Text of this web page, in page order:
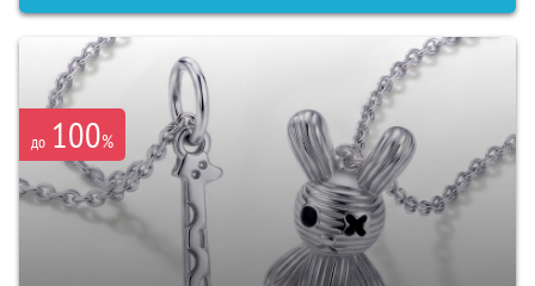
до 100%